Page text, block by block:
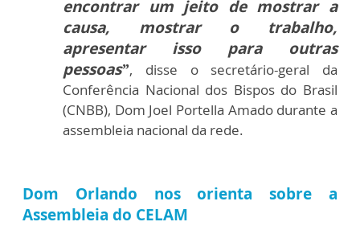
encontrar um jeito de mostrar a
causa, mostrar o trabalho,
apresentar isso para outras
pessoas”, disse o secretário-geral da
Conferência Nacional dos Bispos do Brasil
(CNBB), Dom Joel Portella Amado durante a
assembleia nacional da rede.
Dom Orlando nos orienta sobre a
Assembleia do CELAM